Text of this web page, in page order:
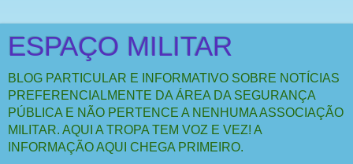
ESPAÇO MILITAR
BLOG PARTICULAR E INFORMATIVO SOBRE NOTÍCIAS
PREFERENCIALMENTE DA ÁREA DA SEGURANÇA
PÚBLICA E NÃO PERTENCE A NENHUMA ASSOCIAÇÃO
MILITAR. AQUI A TROPA TEM VOZ E VEZ! A
INFORMAÇÃO AQUI CHEGA PRIMEIRO.